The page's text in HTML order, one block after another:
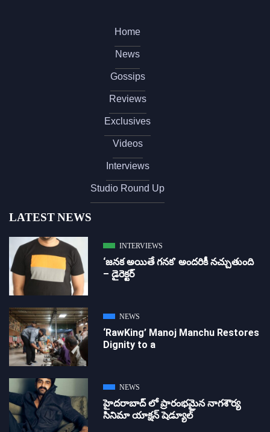
Home
News
Gossips
Reviews
Exclusives
Videos
Interviews
Studio Round Up
LATEST NEWS
INTERVIEWS
‘జ‌న‌క అయితే గ‌న‌క‌’ అందరికీ నచ్చుతుంది
– డైరెక్ట‌ర్
NEWS
‘RawKing’ Manoj Manchu Restores
Dignity to a
NEWS
హైదరాబాద్ లో ప్రారంభమైన నాగశౌర్య
సినిమా యాక్షన్ షెడ్యూల్